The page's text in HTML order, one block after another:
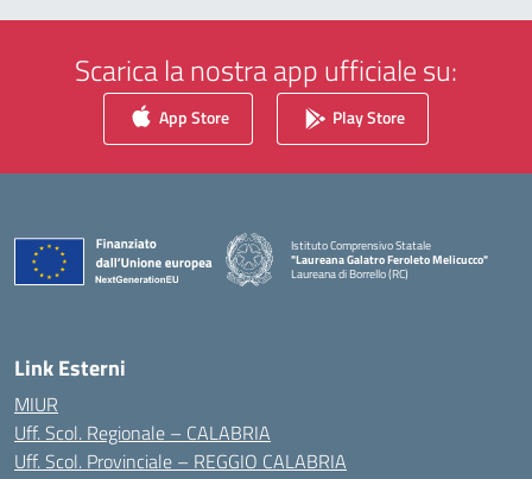
Scarica la nostra app ufficiale su:
App Store Play Store
Istituto Comprensivo Statale
"Laureana Galatro Feroleto Melicucco"
Laureana di Borrello (RC)
Link Esterni
MIUR
Uff. Scol. Regionale – CALABRIA
Uff. Scol. Provinciale – REGGIO CALABRIA